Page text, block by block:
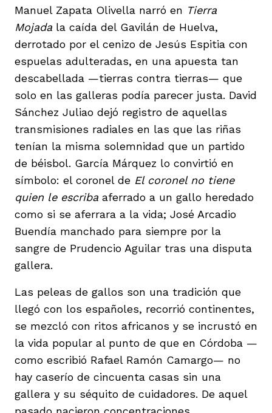
Manuel Zapata Olivella narró en Tierra
Mojada la caída del Gavilán de Huelva,
derrotado por el cenizo de Jesús Espitia con
espuelas adulteradas, en una apuesta tan
descabellada —tierras contra tierras— que
solo en las galleras podía parecer justa. David
Sánchez Juliao dejó registro de aquellas
transmisiones radiales en las que las riñas
tenían la misma solemnidad que un partido
de béisbol. García Márquez lo convirtió en
símbolo: el coronel de El coronel no tiene
quien le escriba aferrado a un gallo heredado
como si se aferrara a la vida; José Arcadio
Buendía manchado para siempre por la
sangre de Prudencio Aguilar tras una disputa
gallera.
Las peleas de gallos son una tradición que
llegó con los españoles, recorrió continentes,
se mezcló con ritos africanos y se incrustó en
la vida popular al punto de que en Córdoba —
como escribió Rafael Ramón Camargo— no
hay caserío de cincuenta casas sin una
gallera y su séquito de cuidadores. De aquel